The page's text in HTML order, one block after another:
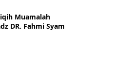
Muamalah
DR. Fahmi Syam